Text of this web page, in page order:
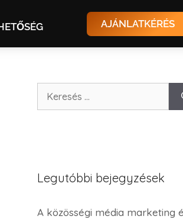
AJÁNLATKÉRÉS
Legutóbbi bejegyzések
A közösségi média marketing